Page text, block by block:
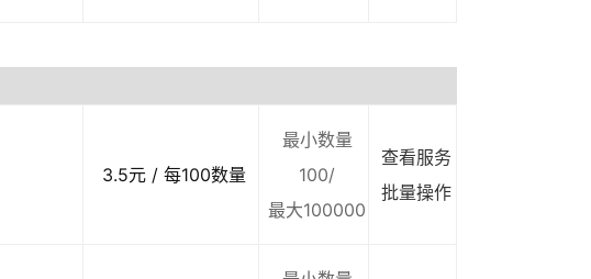
3.5元 / 每100数量
最小数量
100/
最大100000
查看服务
批量操作